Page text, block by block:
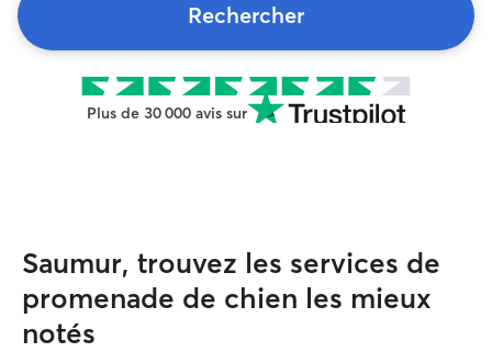
Rechercher
Plus de 30 000 avis sur
Saumur, trouvez les services de
promenade de chien les mieux
notés